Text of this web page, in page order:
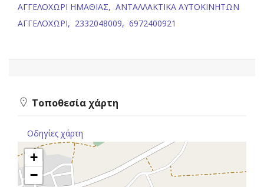
ΑΓΓΕΛΟΧΩΡΙ ΗΜΑΘΙΑΣ, ΑΝΤΑΛΛΑΚΤΙΚΑ ΑΥΤΟΚΙΝΗΤΩΝ
ΑΓΓΕΛΟΧΩΡΙ, 2332048009, 6972400921
Τοποθεσία χάρτη
Οδηγίες χάρτη
+
−